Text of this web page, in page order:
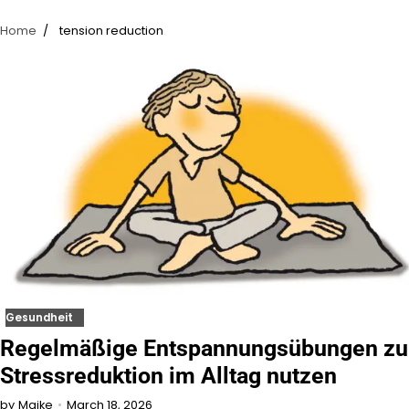
Home tension reduction
Gesundheit
Regelmäßige Entspannungsübungen
Stressreduktion im Alltag nutzen
by Maike March 18, 2026